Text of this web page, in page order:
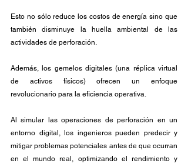
Esto no sólo reduce los costos de energía sino que
también disminuye la huella ambiental de las
actividades de perforación.
Además, los gemelos digitales (una réplica virtual
de activos físicos) ofrecen un enfoque
revolucionario para la eficiencia operativa.
Al simular las operaciones de perforación en un
entorno digital, los ingenieros pueden predecir y
mitigar problemas potenciales antes de que ocurran
en el mundo real, optimizando el rendimiento y